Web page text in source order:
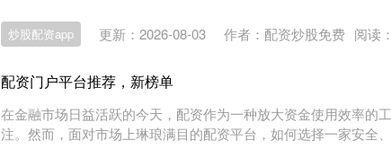
炒股配资app 更新：2026-08-03 作者：配资炒股免费 阅读：
配资门户平台推荐，新榜单
在金融市场日益活跃的今天，配资作为一种放大资金使用效率的
注。然而，面对市场上琳琅满目的配资平台，如何选择一家安全